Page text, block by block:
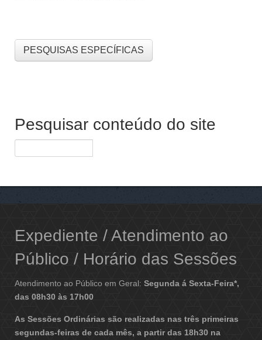
PESQUISAS ESPECÍFICAS
Pesquisar conteúdo do site
Expediente / Atendimento ao
Público / Horário das Sessões
Atendimento ao Público em Geral: Segunda á Sexta-Feira*,
das 08h30 às 17h00
As Sessões Ordinárias são realizadas nas três primeiras
segundas-feiras de cada mês, a partir das 18h30 na